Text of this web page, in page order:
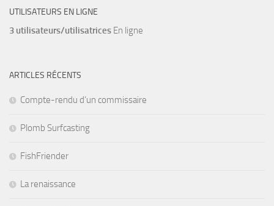
UTILISATEURS EN LIGNE
3 utilisateurs/utilisatrices En ligne
ARTICLES RÉCENTS
Compte-rendu d’un commissaire
Plomb Surfcasting
FishFriender
La renaissance